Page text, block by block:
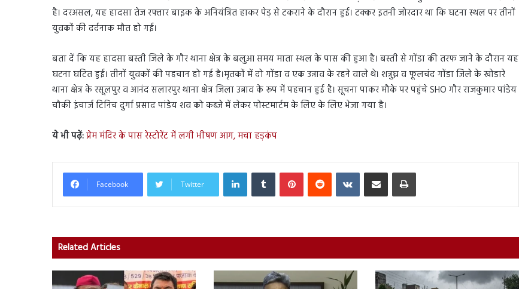
है। दरअसल, यह हादसा तेज रफ्तार बाइक के अनियंत्रित हाकर पेड़ से टकराने के दौरान हुई। टक्कर इतनी जोरदार था कि घटना स्थल पर तीनों
युवकों की दर्दनाक मौत हो गई।
बता दें कि यह हादसा बस्ती जिले के गौर थाना क्षेत्र के बलुआ समय माता स्थल के पास की हुआ है। बस्ती से गोंडा की तरफ जाने के दौरान यह
घटना घटित हुई। तीनों युवकों की पहचान हो गई है।मृतकों में दो गोंडा व एक उन्नाव के रहने वाले थे। शत्रुघ्न व फूलचंद गोंडा जिले के खोडारे
थाना क्षेत्र के रसूलपुर व आनंद सलारपुर थाना क्षेत्र जिला उन्नाव के रूप में पहचान हुई है। सूचना पाकर मौके पर पहुंचे SHO गौर राजकुमार पांडेय
चौकी इंचार्ज टिनिच दुर्गा प्रसाद पांडेय शव को कब्जे में लेकर पोस्टमार्टम के लिए के लिए भेजा गया है।
ये भी पढ़ें:प्रेम मंदिर के पास रेस्टोरेंट में लगी भीषण आग, मचा हड़कंप
Facebook Twitter
LinkedInTumblr PinterestReddit VKontakteShare via Email Print
Related Articles